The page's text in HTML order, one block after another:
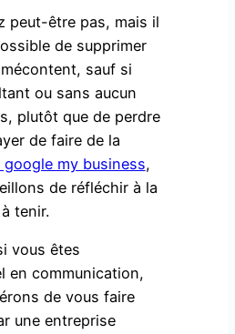
peut-être pas, mais il
de supprimer
mécontent, sauf si
ou sans aucun
plutôt que de perdre
de faire de la
my business,
de réfléchir à la
tenir.
vous êtes
en communication,
de vous faire
une entreprise